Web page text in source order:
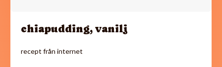
chiapudding, vanilj
recept från internet